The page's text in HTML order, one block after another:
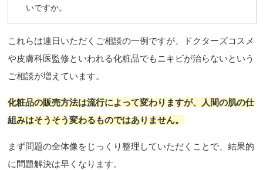
いですか。
これらは連日いただくご相談の一例ですが、ドクターズコスメ
や皮膚科医監修といわれる化粧品でもニキビが治らないという
ご相談が増えています。
化粧品の販売方法は流行によって変わりますが、人間の肌の仕
組みはそうそう変わるものではありません。
まず問題の全体像をじっくり整理していただくことで、結果的
に問題解決は早くなります。